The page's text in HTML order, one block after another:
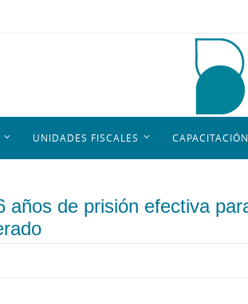
UNIDADES FISCALES CAPACITACIÓN
años de prisión efectiva